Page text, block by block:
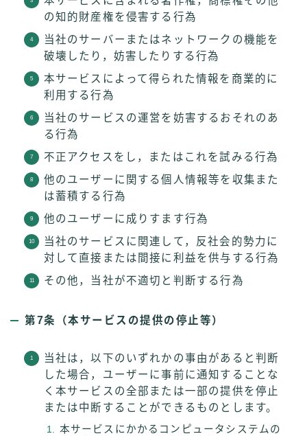
の知的財産権を侵害する行為
当社のサーバーまたはネットワークの機能を
破壊したり，妨害したりする行為
本サービスによって得られた情報を商業的に
利用する行為
当社のサービスの運営を妨害するおそれのあ
る行為
不正アクセスをし，またはこれを試みる行為
他のユーザーに関する個人情報等を収集また
は蓄積する行為
他のユーザーに成りすます行為
当社のサービスに関連して，反社会的勢力に
対して直接または間接に利益を供与する行為
その他，当社が不適切と判断する行為
第7条（本サービスの提供の停止等）
当社は，以下のいずれかの事由があると判断
した場合，ユーザーに事前に通知することな
く本サービスの全部または一部の提供を停止
または中断することができるものとします。
本サービスにかかるコンピュータシステムの